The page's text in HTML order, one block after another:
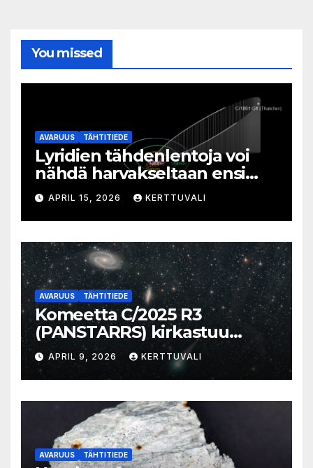
You missed
AVARUUS TÄHTITIEDE
Lyridien tähdenlentoja voi
nähdä harvakseltaan ensi
viikolla
APRIL 15, 2026 KERTTUVALI
AVARUUS TÄHTITIEDE
Komeetta C/2025 R3
(PANSTARRS) kirkastuu
aamutaivaalla
APRIL 9, 2026 KERTTUVALI
AVARUUS TÄHTITIEDE